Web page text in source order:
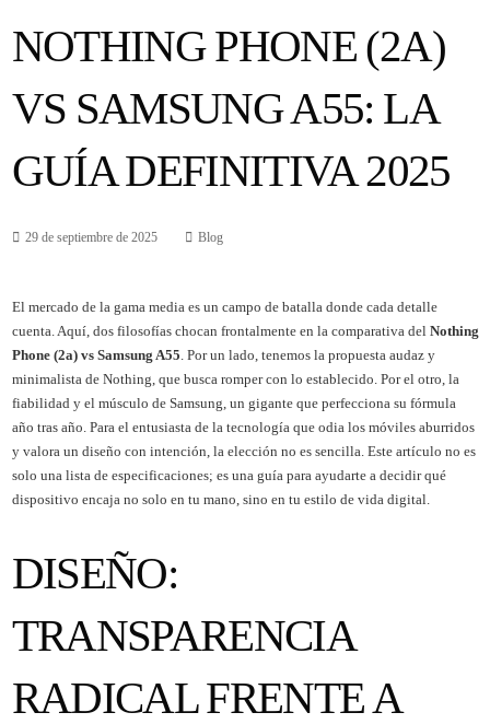
NOTHING PHONE (2A)
VS SAMSUNG A55: LA
GUÍA DEFINITIVA 2025
29 de septiembre de 2025 Blog
El mercado de la gama media es un campo de batalla donde cada detalle
cuenta. Aquí, dos filosofías chocan frontalmente en la comparativa del Nothing
Phone (2a) vs Samsung A55 . Por un lado, tenemos la propuesta audaz y
minimalista de Nothing, que busca romper con lo establecido. Por el otro, la
fiabilidad y el músculo de Samsung, un gigante que perfecciona su fórmula
año tras año. Para el entusiasta de la tecnología que odia los móviles aburridos
y valora un diseño con intención, la elección no es sencilla. Este artículo no es
solo una lista de especificaciones; es una guía para ayudarte a decidir qué
dispositivo encaja no solo en tu mano, sino en tu estilo de vida digital.
DISEÑO:
TRANSPARENCIA
RADICAL FRENTE A